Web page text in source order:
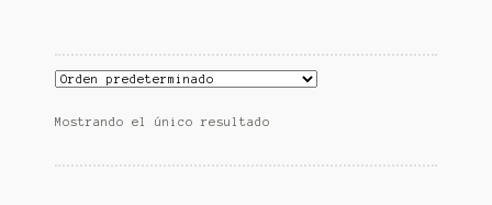
Mostrando el único resultado